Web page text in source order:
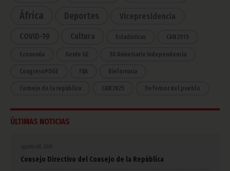
África
Deportes Vicepresidencia
COVID-19 Cultura Estadísticas CAN 2015
Economía Gente GE 50 Aniversario Independencia
CongresoPDGE FIJA Bielorrusia
Consejo de la república CAN 2025 Defensor del pueblo
ÚLTIMAS NOTICIAS
agosto 08, 2026
Consejo Directivo del Consejo de la República